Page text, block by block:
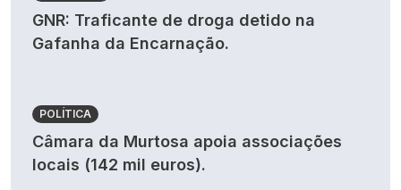
GNR: Traficante de droga detido na
Gafanha da Encarnação.
POLÍTICA
Câmara da Murtosa apoia associações
locais (142 mil euros).